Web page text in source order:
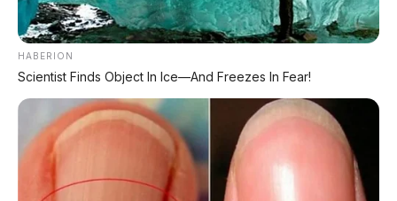
Jetour TX Concept 2026:
SUV Listrik Off-Road
dengan Range 1.416 Km
Leapmotor C10 Resmi di
GIIAS 2026: SUV Listrik
Premium Rakitan Lokal
Mulai Rp598 Juta
HABERION
Scientist Finds Object In Ice—And Freezes In Fear!